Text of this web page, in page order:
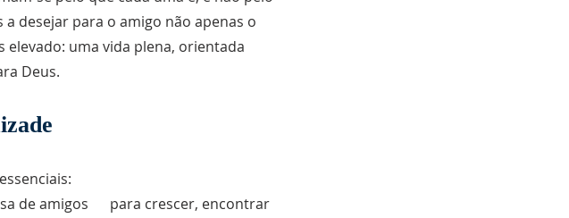
desejar para o amigo não apenas o
elevado: uma vida plena, orientada
Deus.
de amigos para crescer, encontrar